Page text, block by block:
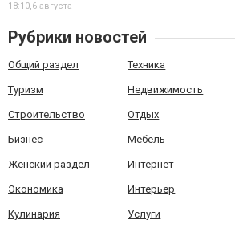
18:10,6 августа
Рубрики новостей
Общий раздел Техника
Туризм Недвижимость
Строительство Отдых
Бизнес Мебель
Женский раздел Интернет
Экономика Интерьер
Кулинария Услуги